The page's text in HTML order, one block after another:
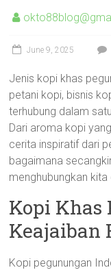
June 9, 2025
Jenis kopi khas
petani kopi, bisnis
terhubung dalam
Dari aroma kopi
cerita inspiratif dari
bagaimana
menghubungkan
Kopi Khas
Keajaiban
Kopi pegunungan